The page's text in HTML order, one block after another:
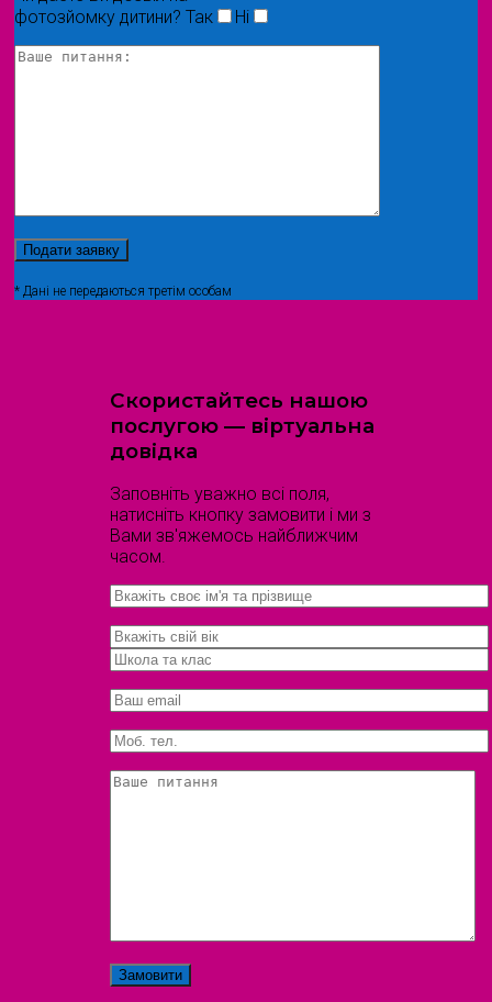
фотозйомку дитини? Так Ні
* Дані не передаються третім особам
Скористайтесь нашою
послугою — віртуальна
довідка
Заповніть уважно всі поля,
натисніть кнопку замовити і ми з
Вами зв'яжемось найближчим
часом.